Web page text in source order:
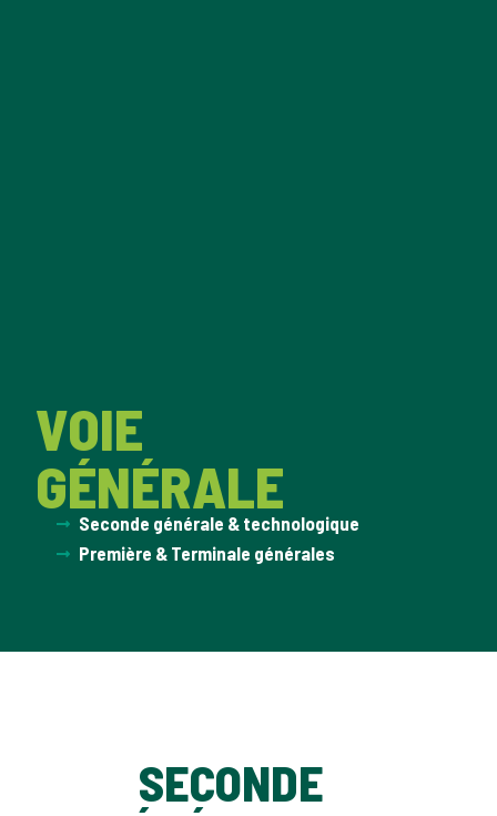
VOIE
GÉNÉRALE
Seconde générale & technologique
Première & Terminale générales
SECONDE